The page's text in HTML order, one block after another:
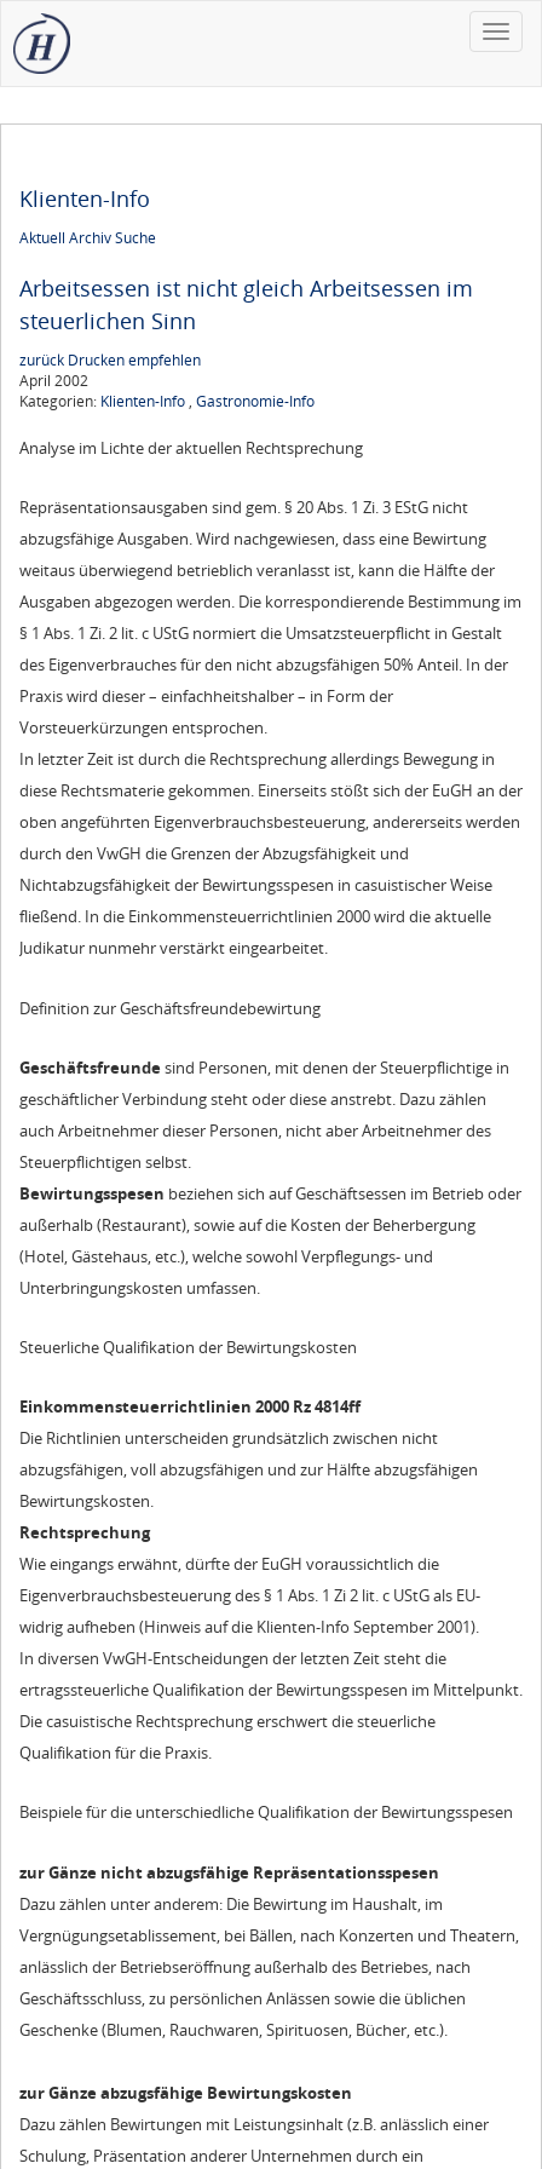
Toggle
Klienten-Info
Aktuell ArchivSuche
Arbeitsessen ist nicht gleich Arbeitsessen im
steuerlichen Sinn
zurück Druckenempfehlen
April 2002
Kategorien: Klienten-Info , Gastronomie-Info
Analyse im Lichte der aktuellen Rechtsprechung
Repräsentationsausgaben sind gem. § 20 Abs. 1 Zi. 3 EStG nicht
abzugsfähige Ausgaben. Wird nachgewiesen, dass eine Bewirtung
weitaus überwiegend betrieblich veranlasst ist, kann die Hälfte der
Ausgaben abgezogen werden. Die korrespondierende Bestimmung im
§ 1 Abs. 1 Zi. 2 lit. c UStG normiert die Umsatzsteuerpflicht in Gestalt
des Eigenverbrauches für den nicht abzugsfähigen 50% Anteil. In der
Praxis wird dieser – einfachheitshalber – in Form der
Vorsteuerkürzungen entsprochen.
In letzter Zeit ist durch die Rechtsprechung allerdings Bewegung in
diese Rechtsmaterie gekommen. Einerseits stößt sich der EuGH an der
oben angeführten Eigenverbrauchsbesteuerung, andererseits werden
durch den VwGH die Grenzen der Abzugsfähigkeit und
Nichtabzugsfähigkeit der Bewirtungsspesen in casuistischer Weise
fließend. In die Einkommensteuerrichtlinien 2000 wird die aktuelle
Judikatur nunmehr verstärkt eingearbeitet.
Definition zur Geschäftsfreundebewirtung
Geschäftsfreundesind Personen, mit denen der Steuerpflichtige in
geschäftlicher Verbindung steht oder diese anstrebt. Dazu zählen
auch Arbeitnehmer dieser Personen, nicht aber Arbeitnehmer des
Steuerpflichtigen selbst.
Bewirtungsspesen beziehen sich auf Geschäftsessen im Betrieb oder
außerhalb (Restaurant), sowie auf die Kosten der Beherbergung
(Hotel, Gästehaus, etc.), welche sowohl Verpflegungs- und
Unterbringungskosten umfassen.
Steuerliche Qualifikation der Bewirtungskosten
Einkommensteuerrichtlinien 2000 Rz 4814ff
Die Richtlinien unterscheiden grundsätzlich zwischen nicht
abzugsfähigen, voll abzugsfähigen und zur Hälfte abzugsfähigen
Bewirtungskosten.
Rechtsprechung
Wie eingangs erwähnt, dürfte der EuGH voraussichtlich die
Eigenverbrauchsbesteuerung des § 1 Abs. 1 Zi 2 lit. c UStG als EU-
widrig aufheben (Hinweis auf die Klienten-Info September 2001).
In diversen VwGH-Entscheidungen der letzten Zeit steht die
ertragssteuerliche Qualifikation der Bewirtungsspesen im Mittelpunkt.
Die casuistische Rechtsprechung erschwert die steuerliche
Qualifikation für die Praxis.
Beispiele für die unterschiedliche Qualifikation der Bewirtungsspesen
zur Gänze nicht abzugsfähige Repräsentationsspesen
Dazu zählen unter anderem: Die Bewirtung im Haushalt, im
Vergnügungsetablissement, bei Bällen, nach Konzerten und Theatern,
anlässlich der Betriebseröffnung außerhalb des Betriebes, nach
Geschäftsschluss, zu persönlichen Anlässen sowie die üblichen
Geschenke (Blumen, Rauchwaren, Spirituosen, Bücher, etc.).
zur Gänze abzugsfähige Bewirtungskosten
Dazu zählen Bewirtungen mit Leistungsinhalt (z.B. anlässlich einer
Schulung, Präsentation anderer Unternehmen durch ein